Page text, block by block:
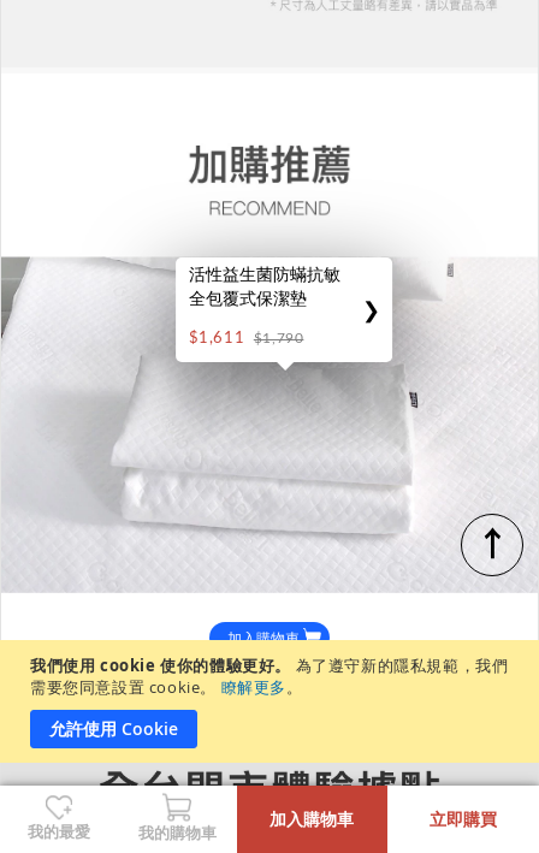
我們使用 cookie 使你的體驗更好。
為了遵守新的隱私規範，我們
需要您同意設置 cookie。
瞭解更多。
允許使用 Cookie
加入購物車
活性益生菌防蟎抗敏
全包覆式保潔墊
$1,611 $1,790
❯
↑
我的最愛 我的購物車
加入購物車 立即購買
+
-